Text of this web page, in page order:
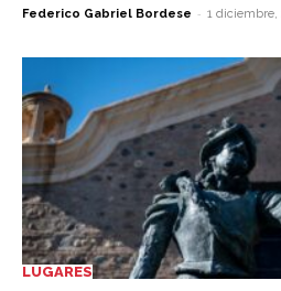
Federico Gabriel Bordese - 1 diciembre,
LUGARES